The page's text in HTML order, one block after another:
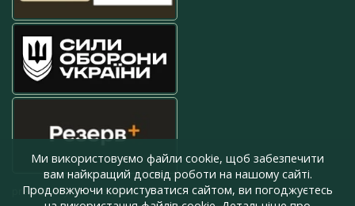
press@armyinform.com.ua
Ми використовуємо файли cookie, щоб забезпечити
вам найкращий досвід роботи на нашому сайті.
Продовжуючи користуватися сайтом, ви погоджуєтесь